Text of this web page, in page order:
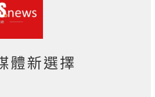
體新選擇